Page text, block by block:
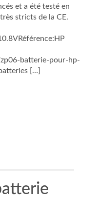
et a été testé en
stricts de la CE.
batterie-pour-hp-
[…]